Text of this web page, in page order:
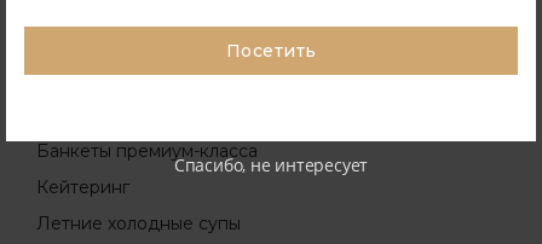
Банкеты премиум-класса
Кейтеринг
Летние холодные супы
Посетить
Спасибо, не интересует